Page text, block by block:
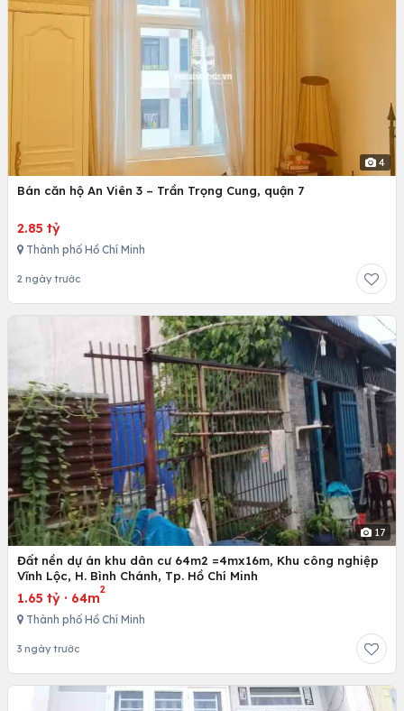
4
Bán căn hộ An Viên 3 – Trần Trọng Cung, quận 7
2.85 tỷ
Thành phố Hồ Chí Minh
2 ngày trước
17
Đất nền dự án khu dân cư 64m2 =4mx16m, Khu công nghiệp
Vĩnh Lộc, H. Bình Chánh, Tp. Hồ Chí Minh
1.65 tỷ · 64m
2
Thành phố Hồ Chí Minh
3 ngày trước